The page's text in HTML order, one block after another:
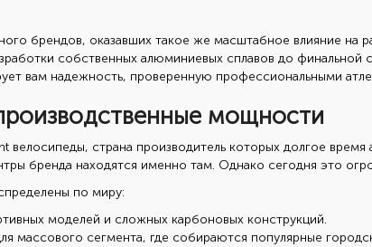
брендов, оказавших такое же масштабное влияние на
собственных алюминиевых сплавов до
вам надежность, проверенную профессиональными
мощности
велосипеды, страна производитель которых долгое
бренда находятся именно там. Однако сегодня это
по миру:
моделей и сложных карбоновых конструкций.
массового сегмента, где собираются популярные